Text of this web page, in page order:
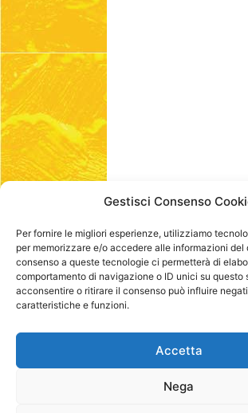
Gestisci Consenso
Per fornire le migliori esperienze, utilizziamo
per memorizzare e/o accedere alle informazioni del
consenso a queste tecnologie ci permetterà di
comportamento di navigazione o ID unici su questo
acconsentire o ritirare il consenso può influire
caratteristiche e funzioni.
Accetta
Nega